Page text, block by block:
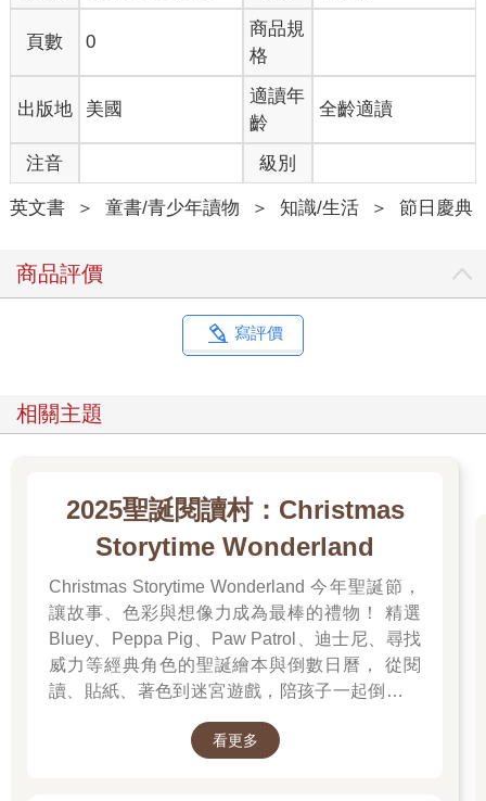
頁數 0
商品規
格
出版地 美國
適讀年
齡
全齡適讀
注音 級別
英文書 ＞ 童書/青少年讀物 ＞ 知識/生活 ＞ 節日慶典
商品評價
寫評價
相關主題
2025聖誕閱讀村：Christmas
Storytime Wonderland
Christmas Storytime Wonderland 今年聖誕節，
讓故事、色彩與想像力成為最棒的禮物！ 精選
Bluey、Peppa Pig、Paw Patrol、迪士尼、尋找
威力等經典角色的聖誕繪本與倒數日曆， 從閱
讀、貼紙、著色到迷宮遊戲，陪孩子一起倒數歡
滿的驚喜與節慶溫度， Read it, Play it, Feel the
看更多